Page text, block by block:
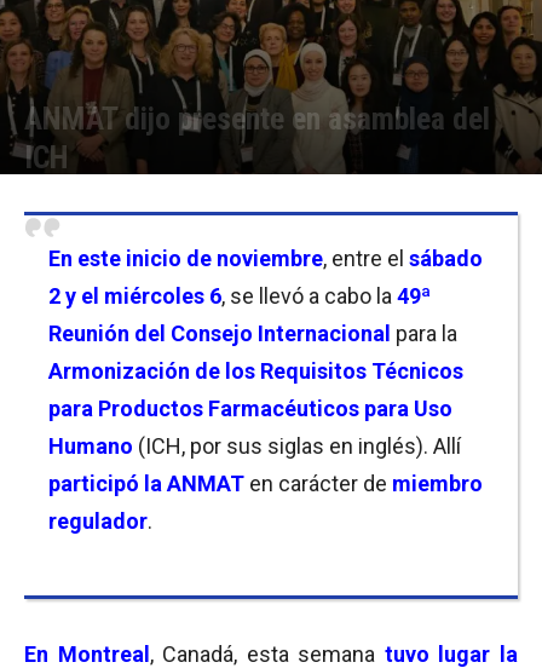
ANMAT dijo presente en asamblea del
ICH
En este inicio de noviembre, entre el sábado
2 y el miércoles 6, se llevó a cabo la 49ª
Reunión del Consejo Internacional para la
Armonización de los Requisitos Técnicos
para Productos Farmacéuticos para Uso
Humano (ICH, por sus siglas en inglés). Allí
participó la ANMAT en carácter de miembro
regulador.
En Montreal , Canadá, esta semana tuvo lugar la